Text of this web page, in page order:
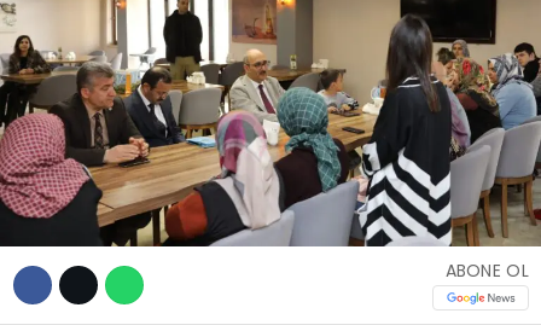
WhatsApp İhbar
Hattı
Facebook
TEKNOLOJİ
ABONE OL